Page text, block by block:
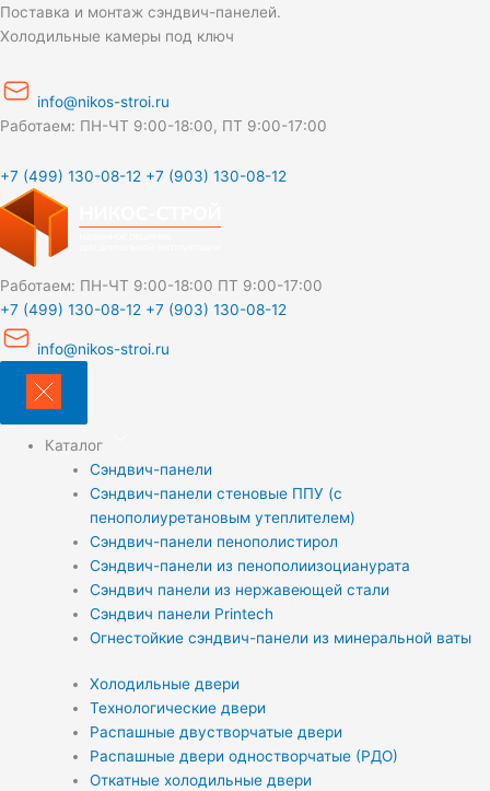
Перейти
к
Поставка и монтаж сэндвич-панелей.
Холодильные камеры под ключ
info@nikos-stroi.ru
Работаем: ПН-ЧТ 9:00-18:00, ПТ 9:00-17:00
+7 (499) 130-08-12 +7 (903) 130-08-12
Работаем: ПН-ЧТ 9:00-18:00 ПТ 9:00-17:00
+7 (499) 130-08-12 +7 (903) 130-08-12
info@nikos-stroi.ru
Каталог
Сэндвич-панели
Сэндвич-панели стеновые ППУ (с
пенополиуретановым утеплителем)
Сэндвич-панели пенополистирол
Сэндвич-панели из пенополиизоцианурата
Сэндвич панели из нержавеющей стали
Сэндвич панели Printech
Огнестойкие сэндвич-панели из минеральной ваты
Холодильные двери
Технологические двери
Распашные двустворчатые двери
Распашные двери одностворчатые (РДО)
Откатные холодильные двери